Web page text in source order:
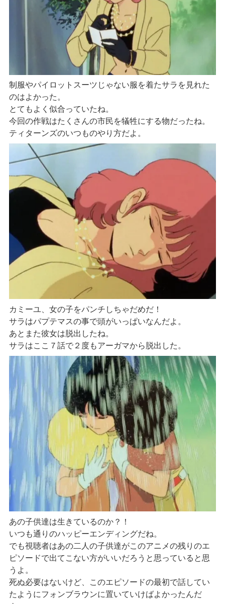
制服やパイロットスーツじゃない服を着たサラを見れた
のはよかった。
とてもよく似合っていたね。
今回の作戦はたくさんの市民を犠牲にする物だったね。
ティターンズのいつものやり方だよ。
カミーユ、女の子をパンチしちゃだめだ！
サラはパプテマスの事で頭がいっぱいなんだよ。
あとまた彼女は脱出したね。
サラはここ７話で２度もアーガマから脱出した。
あの子供達は生きているのか？！
いつも通りのハッピーエンディングだね。
でも視聴者はあの二人の子供達がこのアニメの残りのエ
ピソードで出てこない方がいいだろうと思っていると思
うよ。
死ぬ必要はないけど、このエピソードの最初で話してい
たようにフォンブラウンに置いていけばよかったんだ